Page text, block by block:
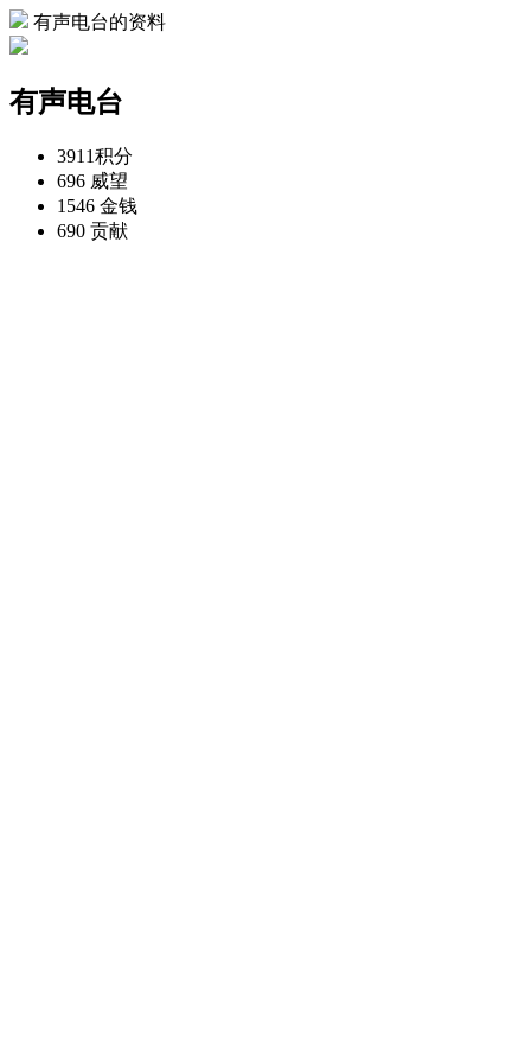
有声电台的资料
有声电台
3911积分
696 威望
1546 金钱
690 贡献